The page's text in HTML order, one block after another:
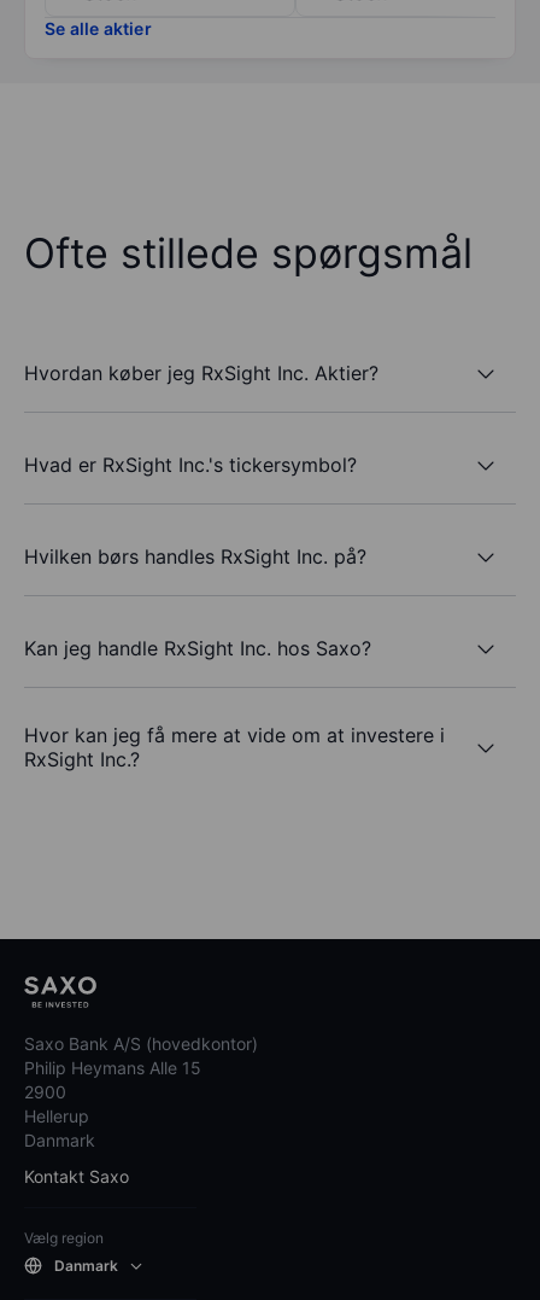
Se alle aktier
Ofte stillede spørgsmål
Hvordan køber jeg RxSight Inc. Aktier?
Hvad er RxSight Inc.'s tickersymbol?
Hvilken børs handles RxSight Inc. på?
Kan jeg handle RxSight Inc. hos Saxo?
Hvor kan jeg få mere at vide om at investere i
RxSight Inc.?
Saxo Bank A/S (hovedkontor)
Philip Heymans Alle 15
2900
Hellerup
Danmark
Kontakt Saxo
Vælg region
Danmark